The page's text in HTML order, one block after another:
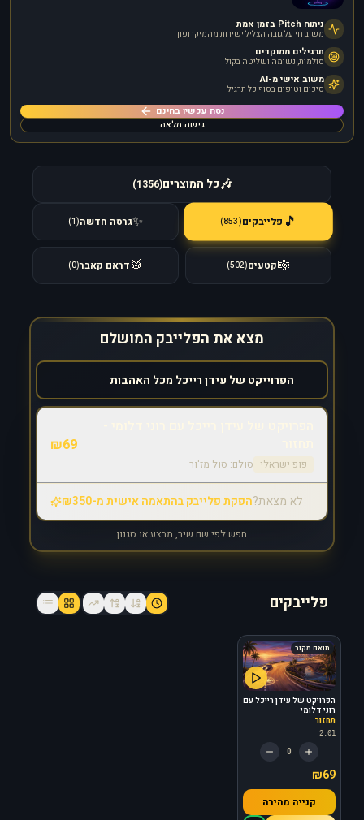
ניתוח Pitch בזמן אמת
משוב חי על גובה הצליל ישירות מהמיקרופון
תרגילים ממוקדים
סולמות, נשימה ושליטה בקול
משוב אישי מ-AI
סיכום וטיפים בסוף כל תרגיל
נסה עכשיו בחינם
גישה מלאה
🎶כל המוצרים(
1356
)
🎵 פלייבקים(
853
)
✨גרסה חדשה(
1
)
🎼קטעים(
502
)
🥁דראם קאבר(
0
)
מצא את הפלייבק המושלם
פופ ישראלי סולם: סול מז'ור
₪69
לא מצאת?הפקת פלייבק בהתאמה אישית מ-₪350
חפש לפי שם שיר, מבצע או סגנון
פלייבקים
תואם מקור
הפרויקט של עידן רייכל עם
רוני דלומי
תחזור
2:01
0
₪69
קנייה מהירה